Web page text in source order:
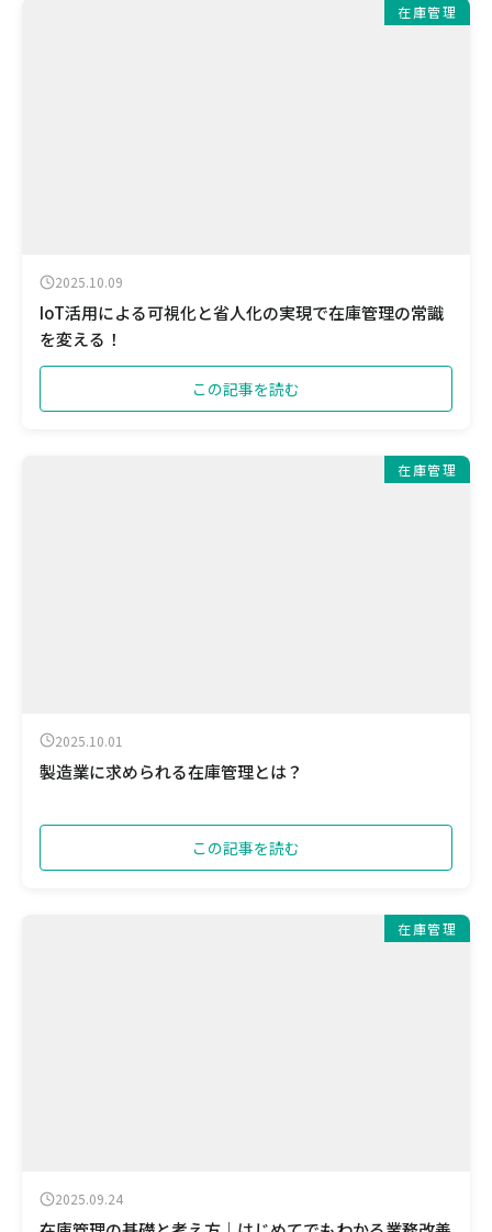
在庫管理
2025.10.09
IoT活用による可視化と省人化の実現で在庫管理の常識
を変える！
この記事を読む
在庫管理
2025.10.01
製造業に求められる在庫管理とは？
この記事を読む
在庫管理
2025.09.24